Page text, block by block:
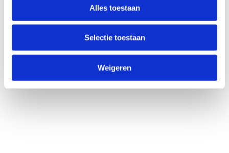
Alles toestaan
Selectie toestaan
Weigeren
ZONDAG